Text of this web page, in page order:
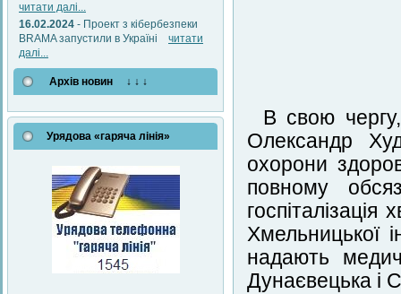
читати далі...
16.02.2024 - Проект з кібербезпеки
BRAMA запустили в Україні читати
далі...
Архів новин ↓ ↓ ↓
Урядова «гаряча лінія»
В свою
Олександр
охорони
повному
Хмельницької
надають
Дунаєвецька і